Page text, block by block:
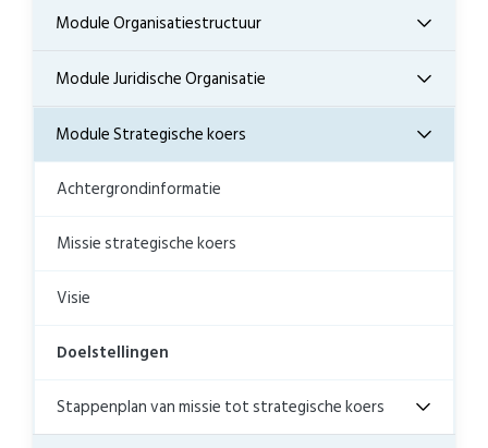
Module Organisatiestructuur
Module Juridische Organisatie
Module Strategische koers
Achtergrondinformatie
Missie strategische koers
Visie
Doelstellingen
Stappenplan van missie tot strategische koers